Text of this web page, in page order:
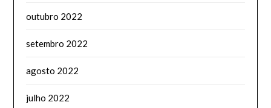
outubro 2022
setembro 2022
agosto 2022
julho 2022